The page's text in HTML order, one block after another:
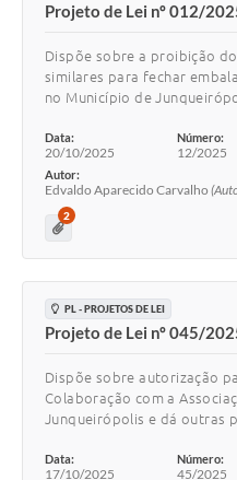
Projeto de Lei nº 012/
Dispõe sobre a proibição
similares para fechar
no Município de
Data:
20/10/2025
Número:
12/2025
Autor:
Edvaldo Aparecido Carvalho
2
PL - PROJETOS DE LEI
Projeto de Lei nº 045/
Dispõe sobre autorização
Colaboração com a
Junqueirópolis e dá outras
Data:
17/10/2025
Número:
45/2025